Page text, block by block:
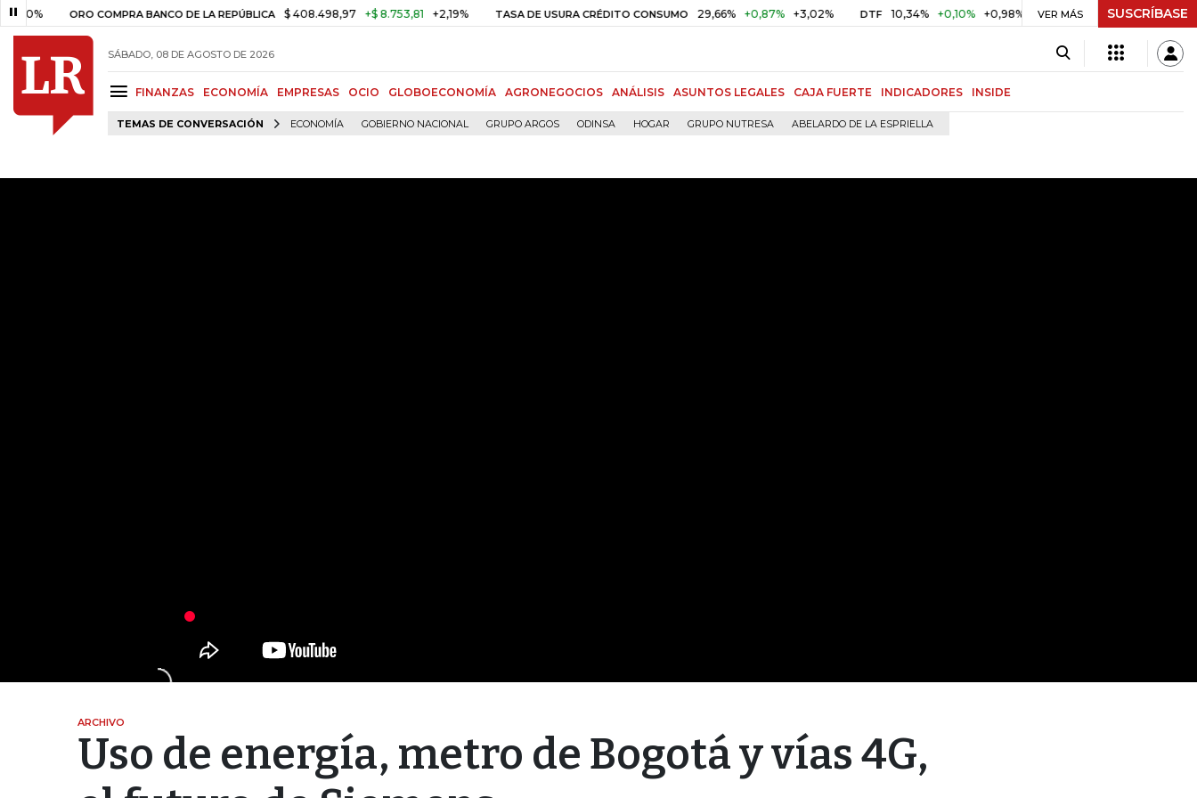
ORO COMPRA BANCO DE LA REPÚBLICA $ 408.498,97 +$ 8.753,81 +2,19% TASA DE USURA CRÉDITO CONSUMO 29,66% +0,87% +3,02% DTF 10,34% +0,10% +0,98% UVR $ 416,96 +$ 0,05 +0,01%
VER MÁS SUSCRÍBASE
SÁBADO, 08 DE AGOSTO DE 2026
FINANZAS ECONOMÍA EMPRESAS OCIO GLOBOECONOMÍA AGRONEGOCIOS ANÁLISIS ASUNTOS LEGALES CAJA FUERTE INDICADORES INSIDE
TEMAS DE CONVERSACIÓN ECONOMÍA GOBIERNO NACIONAL GRUPO ARGOS ODINSA HOGAR GRUPO NUTRESA ABELARDO DE LA ESPRIELLA
ARCHIVO
Uso de energía, metro de Bogotá y vías 4G,